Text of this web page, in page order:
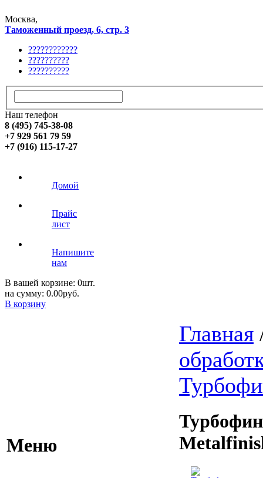
Москва,
Таможенный проезд, 6, стр. 3
????????????
??????????
??????????
Наш телефон
8 (495) 745-38-08
+7 929 561 79 59
+7 (916) 115-17-27
Домой
Прайс
лист
Напишите
нам
В вашей корзине: 0шт.
на сумму: 0.00руб.
В корзину
Меню
Главная